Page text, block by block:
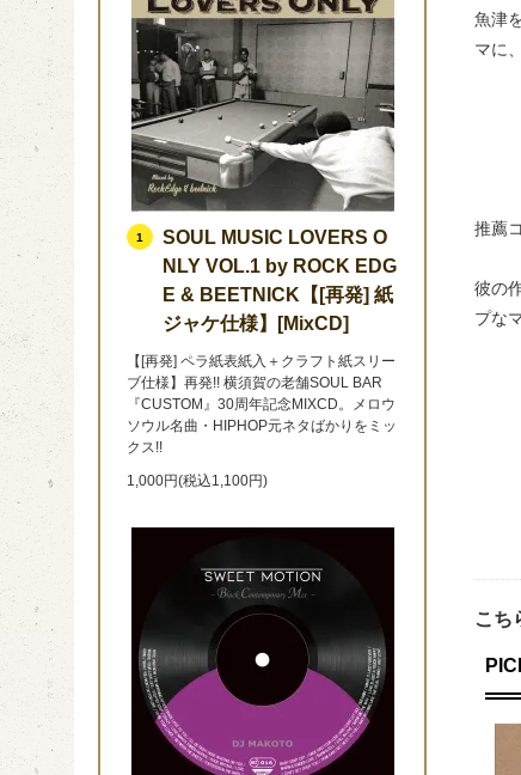
魚津
マに
推薦
彼の
プな
こち
1
SOUL MUSIC LOVERS O
NLY VOL.1 by ROCK EDG
E & BEETNICK【[再発] 紙
ジャケ仕様】[MixCD]
【[再発] ペラ紙表紙入＋クラフト紙スリー
ブ仕様】再発!! 横須賀の老舗SOUL BAR
『CUSTOM』30周年記念MIXCD。メロウ
ソウル名曲・HIPHOP元ネタばかりをミッ
クス!!
1,000円(税込1,100円)